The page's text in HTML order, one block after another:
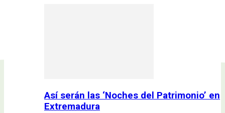
Así serán las ‘Noches del Patrimonio’ en
Extremadura